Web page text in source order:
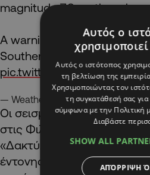
magnitude 7.8 earthquake.
A warning has already
Southern Mindanao,
pic.twitter.com/d73UjOlUfS
— Weather Monitor
Οι σεισμοί είναι σχεδόν
στις Φιλιππίνες, οι οποίες
«Δακτύλιο της Φωτιάς»
έντονης σεισμικής
Αυτός ο
Αυτός ο ιστότοπος
τη βελτίωση της
Χρησιμοποιώντας τον
τη συγκατάθεσή σας
σύμφωνα με την Πολιτική
Διαβάστε
SHOW ALL
ΑΠΌΡΡΙΨΗ